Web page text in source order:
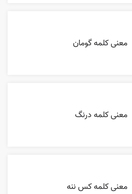
معنی کلمه گومان
معنی کلمه درنگ
معنی کلمه کس ننه